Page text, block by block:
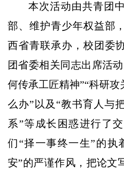
本次活动由共青团
部、维护青少年权益部
西省青联承办，校团委
团省委相关同志出席活
何传承工匠精神”“科研
么办”以及“教书育人与
系”等成长困惑进行了
们“择一事终一生”的执
安”的严谨作风，把论文